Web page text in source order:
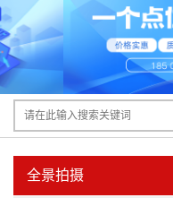
全景拍摄